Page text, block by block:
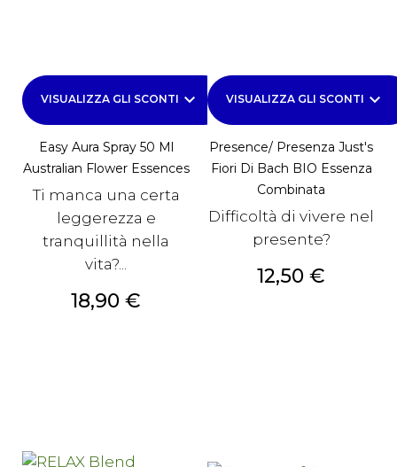
VISUALIZZA GLI SCONTI keyboard_arrow_down
Easy Aura Spray 50 Ml
Australian Flower Essences
Ti manca una certa
leggerezza e
tranquillità nella
vita?...
Prezzo
18,90 €
VISUALIZZA GLI SCONTI keyboard_arrow_down
Presence/ Presenza Just's
Fiori Di Bach BIO Essenza
Combinata
Difficoltà di vivere nel
presente?
Prezzo
12,50 €